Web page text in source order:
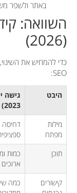
באתר ולשפר
השוואה:
(2026)
כדי להמחיש את
SEO:
היבט
גישה
2023)
מילות
מפתח
דחיסה
תוכן
כמות
קישורים
כמה